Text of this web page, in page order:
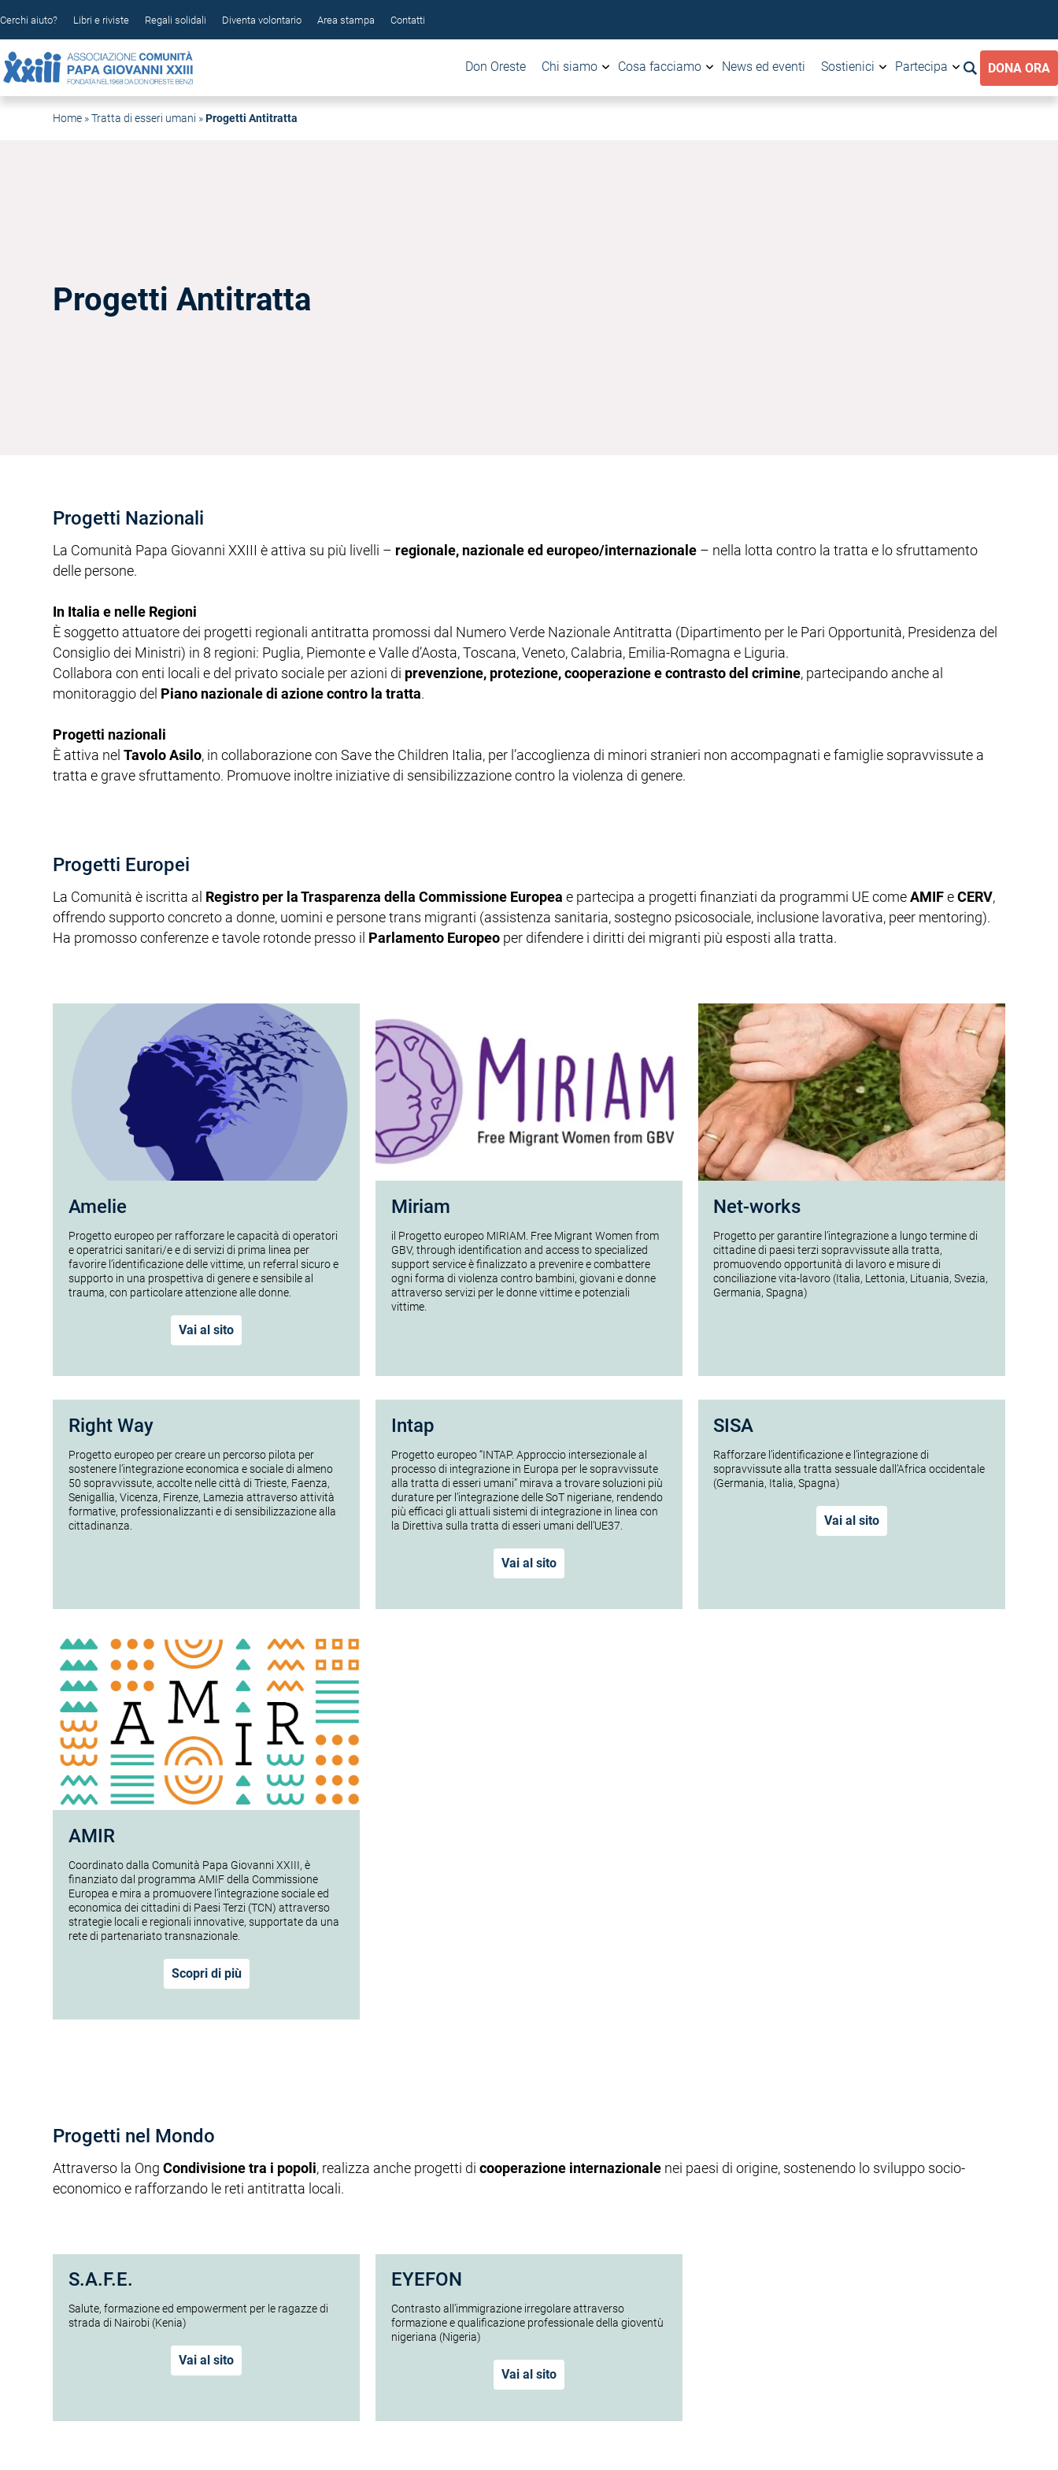
Cerchi aiuto? Libri e riviste Regali solidali Diventa volontario Area stampa Contatti
Don Oreste Chi siamo Cosa facciamo News ed eventi Sostienici Partecipa DONA ORA
Home »Tratta di esseri umani »Progetti Antitratta
Progetti Antitratta
Progetti Nazionali
La Comunità Papa Giovanni XXIII è attiva su più livelli – regionale, nazionale ed europeo/internazionale – nella lotta contro la tratta e lo sfruttamento
delle persone.
In Italia e nelle Regioni
È soggetto attuatore dei progetti regionali antitratta promossi dal Numero Verde Nazionale Antitratta (Dipartimento per le Pari Opportunità, Presidenza del
Consiglio dei Ministri) in 8 regioni: Puglia, Piemonte e Valle d’Aosta, Toscana, Veneto, Calabria, Emilia-Romagna e Liguria.
Collabora con enti locali e del privato sociale per azioni di prevenzione, protezione, cooperazione e contrasto del crimine, partecipando anche al
monitoraggio del Piano nazionale di azione contro la tratta.
Progetti nazionali
È attiva nelTavolo Asilo, in collaborazione con Save the Children Italia, per l’accoglienza di minori stranieri non accompagnati e famiglie sopravvissute a
tratta e grave sfruttamento. Promuove inoltre iniziative di sensibilizzazione contro la violenza di genere.
Progetti Europei
La Comunità è iscritta al Registro per la Trasparenza della Commissione Europea e partecipa a progetti finanziati da programmi UE comeAMIFeCERV,
offrendo supporto concreto a donne, uomini e persone trans migranti (assistenza sanitaria, sostegno psicosociale, inclusione lavorativa, peer mentoring).
Ha promosso conferenze e tavole rotonde presso il Parlamento Europeo per difendere i diritti dei migranti più esposti alla tratta.
Amelie
Progetto europeo per rafforzare le capacità di operatori
e operatrici sanitari/e e di servizi di prima linea per
favorire l’identificazione delle vittime, un referral sicuro e
supporto in una prospettiva di genere e sensibile al
trauma, con particolare attenzione alle donne.
Vai al sito
Miriam
il Progetto europeo MIRIAM. Free Migrant Women from
GBV, through identification and access to specialized
support service è finalizzato a prevenire e combattere
ogni forma di violenza contro bambini, giovani e donne
attraverso servizi per le donne vittime e potenziali
vittime.
Net-works
Progetto per garantire l’integrazione a lungo termine di
cittadine di paesi terzi sopravvissute alla tratta,
promuovendo opportunità di lavoro e misure di
conciliazione vita-lavoro (Italia, Lettonia, Lituania, Svezia,
Germania, Spagna)
Right Way
Progetto europeo per creare un percorso pilota per
sostenere l’integrazione economica e sociale di almeno
50 sopravvissute, accolte nelle città di Trieste, Faenza,
Senigallia, Vicenza, Firenze, Lamezia attraverso attività
formative, professionalizzanti e di sensibilizzazione alla
cittadinanza.
Intap
Progetto europeo “INTAP. Approccio intersezionale al
processo di integrazione in Europa per le sopravvissute
alla tratta di esseri umani” mirava a trovare soluzioni più
durature per l’integrazione delle SoT nigeriane, rendendo
più efficaci gli attuali sistemi di integrazione in linea con
la Direttiva sulla tratta di esseri umani dell’UE37.
Vai al sito
SISA
Rafforzare l’identificazione e l’integrazione di
sopravvissute alla tratta sessuale dall’Africa occidentale
(Germania, Italia, Spagna)
Vai al sito
AMIR
Coordinato dalla Comunità Papa Giovanni XXIII, è
finanziato dal programma AMIF della Commissione
Europea e mira a promuovere l’integrazione sociale ed
economica dei cittadini di Paesi Terzi (TCN) attraverso
strategie locali e regionali innovative, supportate da una
rete di partenariato transnazionale.
Scopri di più
Progetti nel Mondo
Attraverso la OngCondivisione tra i popoli, realizza anche progetti dicooperazione internazionale nei paesi di origine, sostenendo lo sviluppo socio-
economico e rafforzando le reti antitratta locali.
S.A.F.E.
Salute, formazione ed empowerment per le ragazze di
strada di Nairobi (Kenia)
Vai al sito
EYEFON
Contrasto all’immigrazione irregolare attraverso
formazione e qualificazione professionale della gioventù
nigeriana (Nigeria)
Vai al sito